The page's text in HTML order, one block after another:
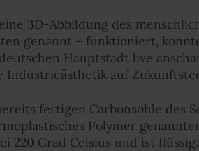
3D-Abbildung des
genannt – funktioniert,
Hauptstadt live
auf
fertigen Carbonsohle des
Polymer
220 Grad Celsius und ist